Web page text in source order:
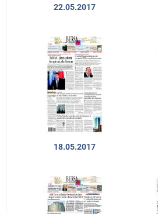
22.05.2017
18.05.2017